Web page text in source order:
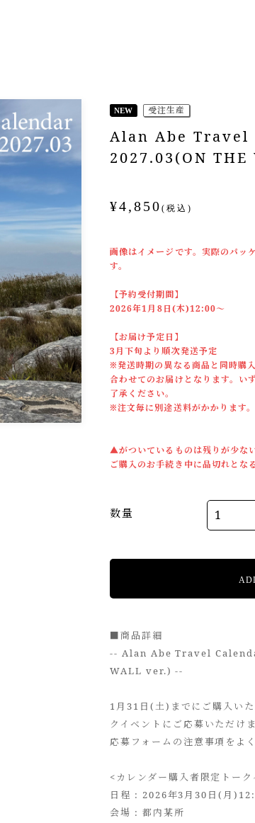
NEW 受注生産
Alan Abe Travel
2027.03(ON
¥4,850 (税込)
画像はイメージです。実際のパッ
す。
【予約受付期間】
2026年1月8日(木)12:00～
【お届け予定日】
3月下旬より順次発送予定
※発送時期の異なる商品と同時購
合わせてのお届けとなります。い
了承ください。
※注文毎に別途送料がかかります
▲がついているものは残りが少ない
ご購入のお手続き中に品切れとな
数量
■商品詳細
-- Alan Abe Travel
WALL ver.) --
1月31日(土)までにご購入い
クイベントにご応募いただけま
応募フォームの注意事項をよ
<カレンダー購入者限定トーク
日程 : 2026年3月30日(月
会場 : 都内某所